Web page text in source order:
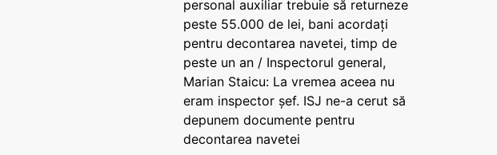
personal auxiliar trebuie să returneze
peste 55.000 de lei, bani acordați
pentru decontarea navetei, timp de
peste un an / Inspectorul general,
Marian Staicu: La vremea aceea nu
eram inspector șef. ISJ ne-a cerut să
depunem documente pentru
decontarea navetei